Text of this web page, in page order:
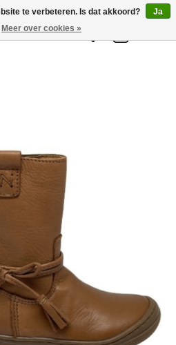
Verlanglijst
slideshow Items
te verbeteren. Is dat akkoord?
Ja
Meer over cookies »